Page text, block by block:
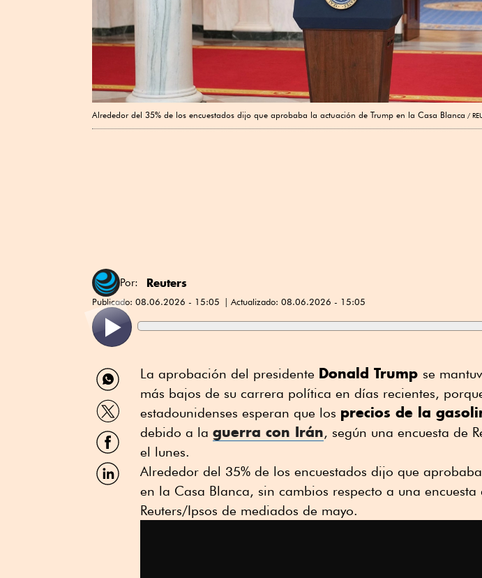
Alrededor del 35% de los encuestados dijo que ‌aprobaba la actuación de Trump en la Casa Blanca
Por: Reuters
Publicado: 08.06.2026 - 15:05 Actualizado: 08.06.2026 - 15:05
Compartir
por
WhatsApp
Compartir
por
Twitter
Compartir
por
Facebook
Compartir
por
⁠La aprobación del presidente Donald Trump se
⁠más bajos de su carrera política en días recientes,
estadounidenses esperan que los precios de la
debido a la guerra con ⁠Irán, según una encuesta de
el lunes.
Alrededor del 35% de los encuestados dijo que
en la Casa Blanca, sin cambios respecto a una encuesta
Reuters/Ipsos de mediados de mayo.